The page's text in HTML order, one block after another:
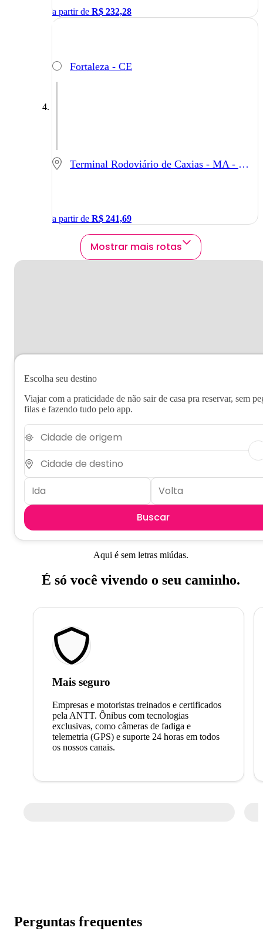
a partir de R$ 232,28
Fortaleza - CE
Terminal Rodoviário de Caxias - MA - Caxias - MA
a partir de R$ 241,69
Mostrar mais rotas
Escolha seu destino
Viajar com a praticidade de não sair de casa pra reservar, sem
filas e fazendo tudo pelo app.
Buscar
Aqui é sem letras miúdas.
É só você vivendo o seu caminho.
Mais seguro
Empresas e motoristas treinados e certificados
pela ANTT. Ônibus com tecnologias
exclusivas, como câmeras de fadiga e
telemetria (GPS) e suporte 24 horas em todos
os nossos canais.
Perguntas frequentes